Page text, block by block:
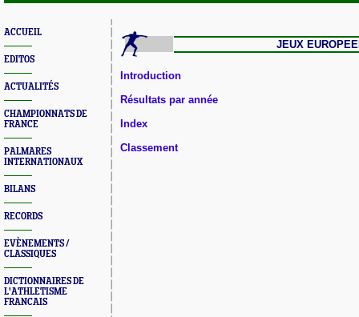
ACCUEIL
EDITOS
ACTUALITÉS
CHAMPIONNATS DE
FRANCE
PALMARES
INTERNATIONAUX
BILANS
RECORDS
EVÈNEMENTS /
CLASSIQUES
DICTIONNAIRES DE
L'ATHLETISME
FRANCAIS
JEUX
Introduction
Résultats par année
Index
Classement